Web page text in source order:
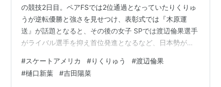
の競技2日目。ペアFSでは2位通過となっていたりくりゅ
うが逆転優勝と強さを見せつけ、表彰式では『木原運
送』が話題となると、その後の女子 SPでは渡辺倫果選手
がライバル選手を抑え首位発進となるなど、日本勢がま
があったもののしっかり70点台で2位につけていたりくり
ゅう。今大会はホッケーの会場での大会ということで、
#スケートアメリカ #りくりゅう #渡辺倫果
#樋口新葉 #吉田陽菜